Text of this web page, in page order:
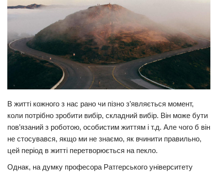
Економіка
Світ
Цікаво
Технології
Історії
Рецепти
Привітання
Здоров’я
В житті кожного з нас рано чи пізно з’являється момент,
коли потрібно зробити вибір, складний вибір. Він може бути
пов’язаний з роботою, особистим життям і т.д. Але чого б він
не стосувався, якщо ми не знаємо, як вчинити правильно,
цей період в житті перетворюється на пекло.
Однак, на думку професора Ратгерського університету